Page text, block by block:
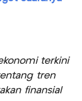
terkini
tren
finansial